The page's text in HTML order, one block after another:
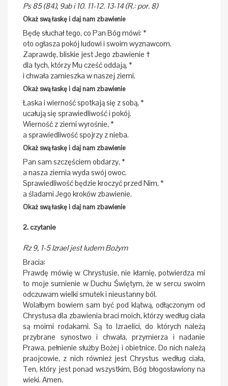
Ps 85 (84), 9ab i 10. 11-12. 13-14 (R.: por. 8)
Okaż swą łaskę i daj nam zbawienie
Będę słuchał tego, co Pan Bóg mówi: *
oto ogłasza pokój ludowi i swoim wyznawcom.
Zaprawdę, bliskie jest Jego zbawienie †
dla tych, którzy Mu cześć oddają, *
i chwała zamieszka w naszej ziemi.
Okaż swą łaskę i daj nam zbawienie
Łaska i wierność spotkają się z sobą, *
ucałują się sprawiedliwość i pokój.
Wierność z ziemi wyrośnie, *
a sprawiedliwość spojrzy z nieba.
Okaż swą łaskę i daj nam zbawienie
Pan sam szczęściem obdarzy, *
a nasza ziemia wyda swój owoc.
Sprawiedliwość będzie kroczyć przed Nim, *
a śladami Jego kroków zbawienie.
Okaż swą łaskę i daj nam zbawienie
2. czytanie
Rz 9, 1-5 Izrael jest ludem Bożym
Bracia:
Prawdę mówię w Chrystusie, nie kłamię, potwierdza mi
to moje sumienie w Duchu Świętym, że w sercu swoim
odczuwam wielki smutek i nieustanny ból.
Wolałbym bowiem sam być pod klątwą, odłączonym od
Chrystusa dla zbawienia braci moich, którzy według ciała
są moimi rodakami. Są to Izraelici, do których należą
przybrane synostwo i chwała, przymierza i nadanie
Prawa, pełnienie służby Bożej i obietnice. Do nich należą
praojcowie, z nich również jest Chrystus według ciała,
Ten, który jest ponad wszystkim, Bóg błogosławiony na
wieki. Amen.